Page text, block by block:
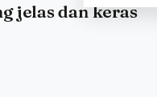
jelas dan keras